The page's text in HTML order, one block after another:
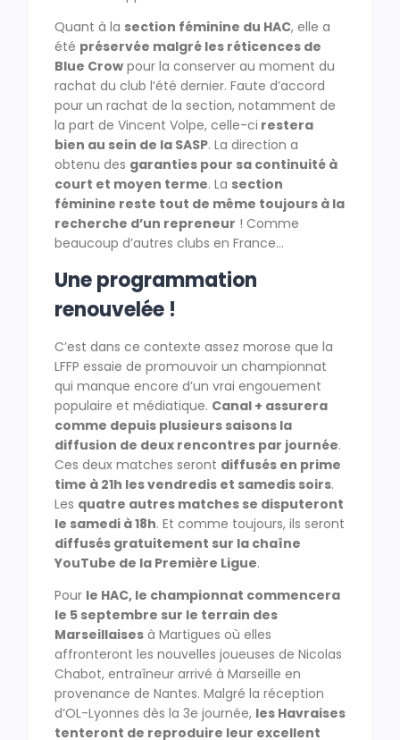
Quant à la section féminine du HAC, elle a
été préservée malgré les réticences de
Blue Crow pour la conserver au moment du
rachat du club l’été dernier. Faute d’accord
pour un rachat de la section, notamment de
la part de Vincent Volpe, celle-ci restera
bien au sein de la SASP. La direction a
obtenu des garanties pour sa continuité à
court et moyen terme. La section
féminine reste tout de même toujours à la
recherche d’un repreneur ! Comme
beaucoup d’autres clubs en France…
Une programmation
renouvelée !
C’est dans ce contexte assez morose que la
LFFP essaie de promouvoir un championnat
qui manque encore d’un vrai engouement
populaire et médiatique. Canal + assurera
comme depuis plusieurs saisons la
diffusion de deux rencontres par journée.
Ces deux matches seront diffusés en prime
time à 21h les vendredis et samedis soirs.
Les quatre autres matches se disputeront
le samedi à 18h. Et comme toujours, ils seront
diffusés gratuitement sur la chaîne
YouTube de la Première Ligue.
Pour le HAC, le championnat commencera
le 5 septembre sur le terrain des
Marseillaises à Martigues où elles
affronteront les nouvelles joueuses de Nicolas
Chabot, entraîneur arrivé à Marseille en
provenance de Nantes. Malgré la réception
d’OL-Lyonnes dès la 3e journée, les Havraises
tenteront de reproduire leur excellent